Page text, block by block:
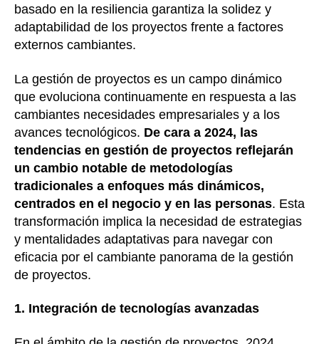
basado en la resiliencia garantiza la solidez y
adaptabilidad de los proyectos frente a factores
externos cambiantes.
La gestión de proyectos es un campo dinámico
que evoluciona continuamente en respuesta a las
cambiantes necesidades empresariales y a los
avances tecnológicos. De cara a 2024, las
tendencias en gestión de proyectos reflejarán
un cambio notable de metodologías
tradicionales a enfoques más dinámicos,
centrados en el negocio y en las personas. Esta
transformación implica la necesidad de estrategias
y mentalidades adaptativas para navegar con
eficacia por el cambiante panorama de la gestión
de proyectos.
1. Integración de tecnologías avanzadas